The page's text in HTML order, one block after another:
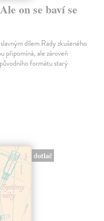
on se baví se
dílem Rady zkušeného
připomíná, ale zároveň
formátu starý
dotlač